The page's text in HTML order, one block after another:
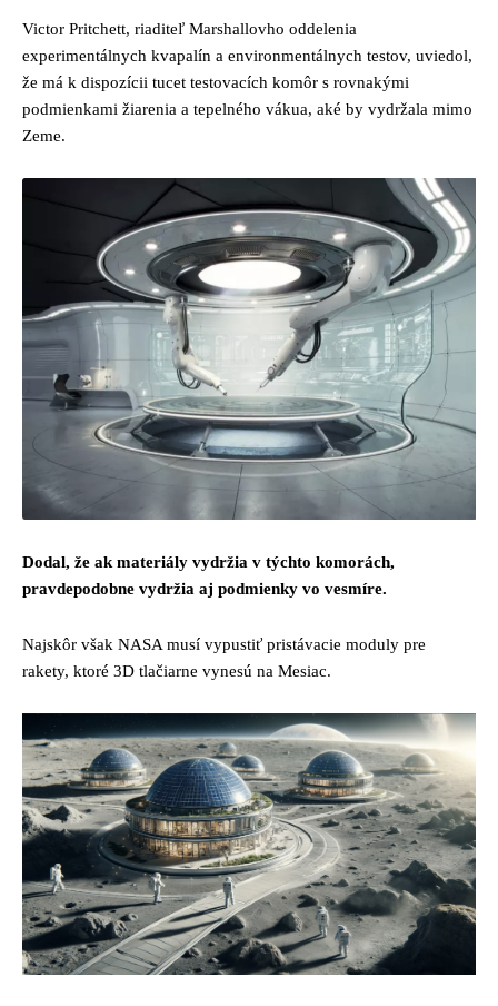
Victor Pritchett, riaditeľ Marshallovho oddelenia
experimentálnych kvapalín a environmentálnych testov, uviedol,
že má k dispozícii tucet testovacích komôr s rovnakými
podmienkami žiarenia a tepelného vákua, aké by vydržala mimo
Zeme.
Dodal, že ak materiály vydržia v týchto komorách,
pravdepodobne vydržia aj podmienky vo vesmíre.
Najskôr však NASA musí vypustiť pristávacie moduly pre
rakety, ktoré 3D tlačiarne vynesú na Mesiac.